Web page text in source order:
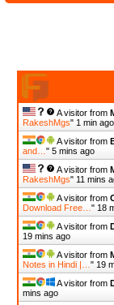
A visitor from
RakeshMgs" 1 min ago
A visitor from
and… " 5 mins ago
A visitor from
RakeshMgs" 11 mins
A visitor from
Download Free… " 18
A visitor from
19 mins ago
A visitor from
Notes in Hindi |… " 19
A visitor from
mins ago